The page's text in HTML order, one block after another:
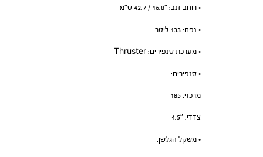
• רוחב זנב: ״16.8 / 42.7 ס”מ
• נפח: 133 ליטר
• מערכת סנפירים: Thruster
• סנפירים:
מרכזי: 185
צדדי: ״4.5
• משקל הגלשן: